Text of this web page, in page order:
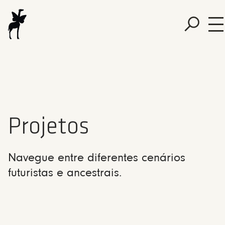
Projetos
Navegue entre diferentes cenários
futuristas e ancestrais.